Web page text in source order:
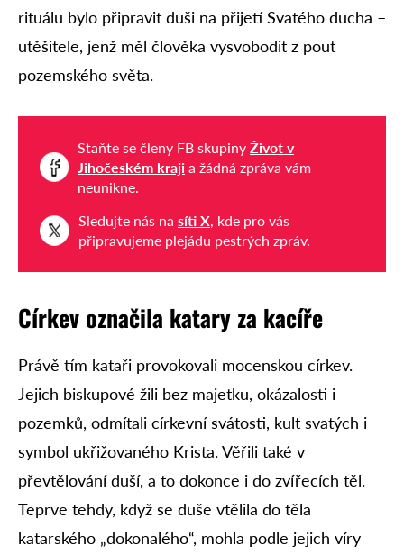
rituálu bylo připravit duši na přijetí Svatého ducha –
utěšitele, jenž měl člověka vysvobodit z pout
pozemského světa.
Staňte se členy FB skupiny Život v
Jihočeském kraji a žádná zpráva vám
neunikne.
Sledujte nás na síti X, kde pro vás
připravujeme plejádu pestrých zpráv.
Církev označila katary za kacíře
Právě tím kataři provokovali mocenskou církev.
Jejich biskupové žili bez majetku, okázalosti i
pozemků, odmítali církevní svátosti, kult svatých i
symbol ukřižovaného Krista. Věřili také v
převtělování duší, a to dokonce i do zvířecích těl.
Teprve tehdy, když se duše vtělila do těla
katarského „dokonalého“, mohla podle jejich víry